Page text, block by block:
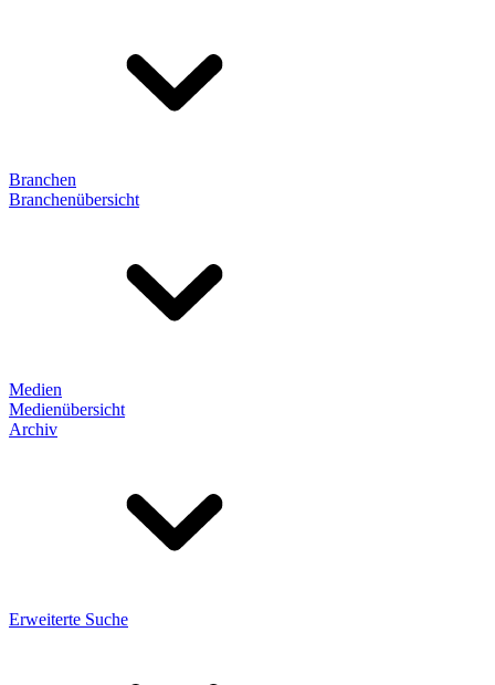
Branchen
Branchenübersicht
Medien
Medienübersicht
Archiv
Erweiterte Suche